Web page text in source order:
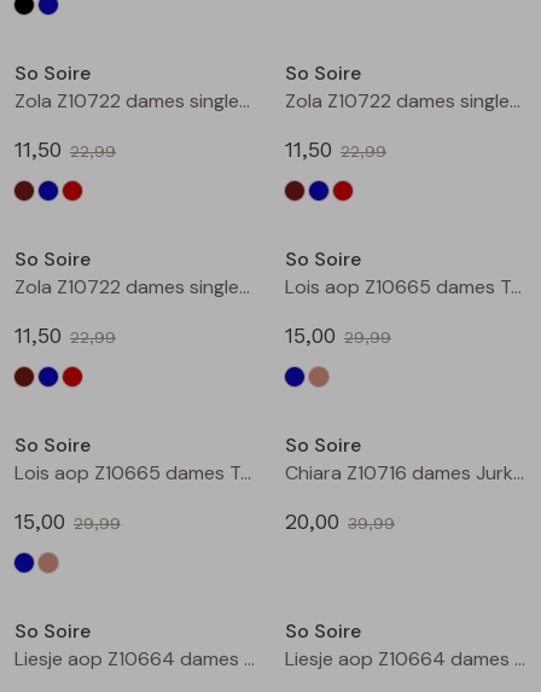
Bermuda's
So Soire
Zola Z10722 dames singlet Bruin
11,50 22,99
So Soire
Zola Z10722 dames singlet Kobalt
11,50 22,99
So Soire
Zola Z10722 dames singlet Rood
11,50 22,99
So Soire
Lois aop Z10665 dames T-shirt km Indigo
15,00 29,99
So Soire
Lois aop Z10665 dames T-shirt km Taupe
15,00 29,99
So Soire
Chiara Z10716 dames Jurk Petrol
20,00 39,99
So Soire
Liesje aop Z10664 dames bermuda Indigo
So Soire
Liesje aop Z10664 dames bermuda Taupe